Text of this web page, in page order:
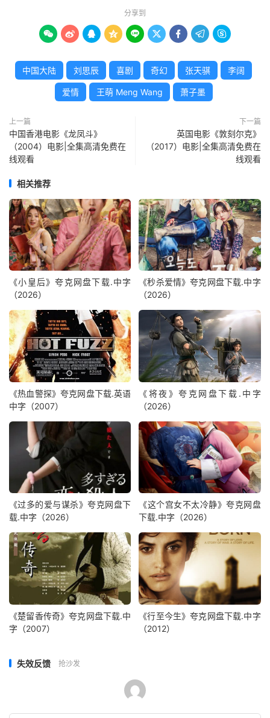
分享到
        
中国大陆 刘思辰 喜剧 奇幻 张天骐 李阔
爱情 王萌 Meng Wang 萧子墨
上一篇
中国香港电影《龙凤斗》
（2004）电影|全集高清免费在
线观看
下一篇
英国电影《敦刻尔克》
（2017）电影|全集高清免费在
线观看
相关推荐
《小皇后》夸克网盘下载.中字
（2026）
《秒杀爱情》夸克网盘下载.中字
（2026）
《热血警探》夸克网盘下载.英语
中字（2007）
《将夜》夸克网盘下载.中字
（2026）
《过多的爱与谋杀》夸克网盘下
载.中字（2026）
《这个宫女不太冷静》夸克网盘
下载.中字（2026）
《楚留香传奇》夸克网盘下载.中
字（2007）
《行至今生》夸克网盘下载.中字
（2012）
失效反馈 抢沙发